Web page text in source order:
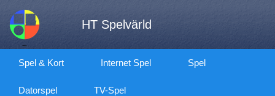
HT Spelvärld
Spel & Kort Internet Spel Spel
Datorspel TV-Spel